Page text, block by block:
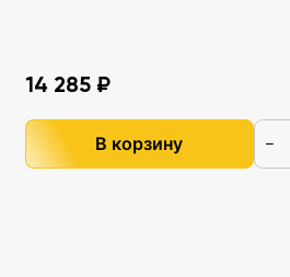
14 285 ₽
В корзину −